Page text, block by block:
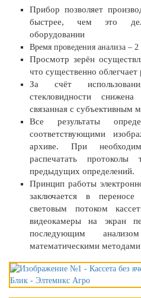
Прибор позволяет
быстрее, чем это
оборудовании
Время проведения анализа –
Просмотр зерён
что существенно облегчает
За счёт
стекловидности
связанная с субъективным
Все результаты
соответствующими
архиве. При
распечатать
предыдущих определений.
Принцип работы
заключается в переносе
световым потоком
видеокамеры на экран
последующим
математическими